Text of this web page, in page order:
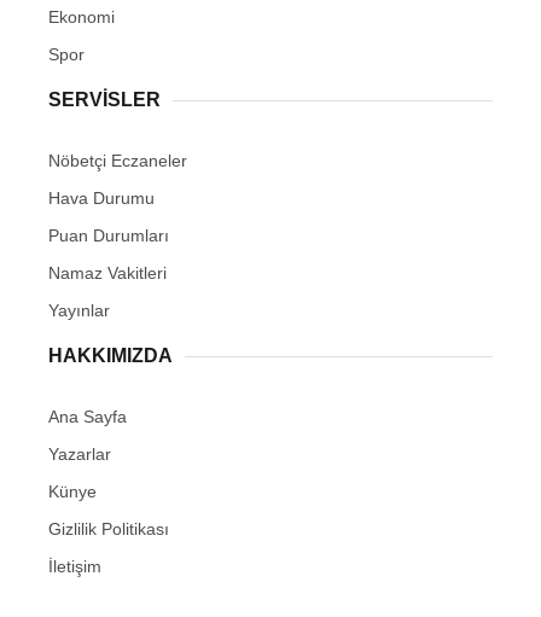
Ekonomi
Spor
SERVİSLER
Nöbetçi Eczaneler
Hava Durumu
Puan Durumları
Namaz Vakitleri
Yayınlar
HAKKIMIZDA
Ana Sayfa
Yazarlar
Künye
Gizlilik Politikası
İletişim